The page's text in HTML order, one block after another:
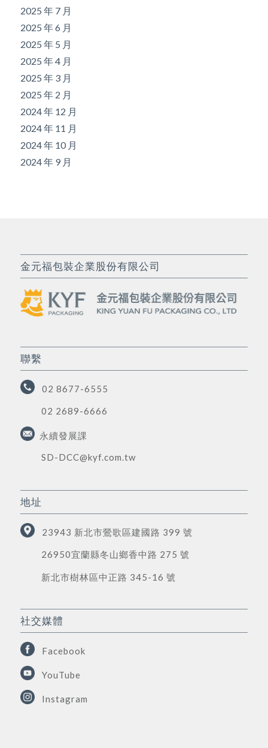
2025 年 7 月
2025 年 6 月
2025 年 5 月
2025 年 4 月
2025 年 3 月
2025 年 2 月
2024 年 12 月
2024 年 11 月
2024 年 10 月
2024 年 9 月
金元福包裝企業股份有限公司
聯繫
02 8677-6555
02 2689-6666
永續發展課
SD-DCC@kyf.com.tw
地址
23943 新北市鶯歌區建國路 399 號
26950宜蘭縣冬山鄉香中路 275 號
新北市樹林區中正路 345-16 號
社交媒體
Facebook
YouTube
Instagram